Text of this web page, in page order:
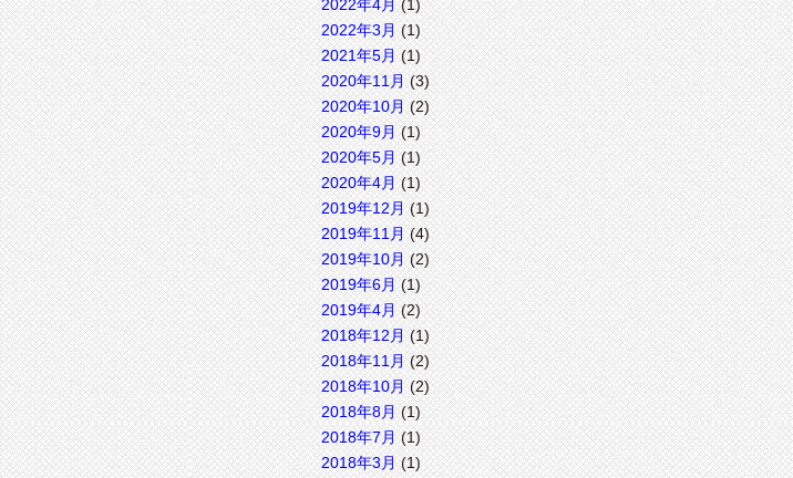
2022年4月(1)
2022年3月(1)
2021年5月(1)
2020年11月(3)
2020年10月(2)
2020年9月(1)
2020年5月(1)
2020年4月(1)
2019年12月(1)
2019年11月(4)
2019年10月(2)
2019年6月(1)
2019年4月(2)
2018年12月(1)
2018年11月(2)
2018年10月(2)
2018年8月(1)
2018年7月(1)
2018年3月(1)